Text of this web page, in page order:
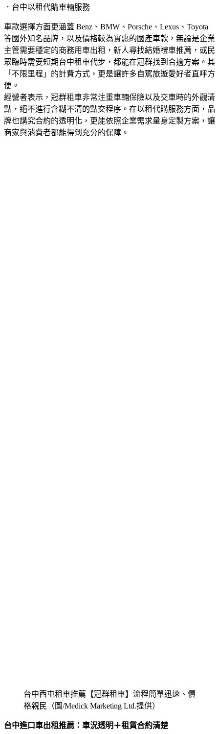
．台中以租代購車輛服務
車款選擇方面更涵蓋 Benz、BMW、Porsche、Lexus、Toyota
等國外知名品牌，以及價格較為實惠的國產車款，無論是企業
主管需要穩定的商務用車出租，新人尋找結婚禮車推薦，或民
眾臨時需要短期台中租車代步，都能在冠群找到合適方案。其
「不限里程」的計費方式，更是讓許多自駕旅遊愛好者直呼方
便。
經營者表示，冠群租車非常注重車輛保險以及交車時的外觀清
點，絕不進行含糊不清的點交程序。在以租代購服務方面，品
牌也講究合約的透明化，更能依照企業需求量身定製方案，讓
商家與消費者都能得到充分的保障。
台中西屯租車推薦【冠群租車】流程簡單迅速、價
格親民（圖/Medick Marketing Ltd.提供）
台中進口車出租推薦：車況透明＋租賃合約清楚